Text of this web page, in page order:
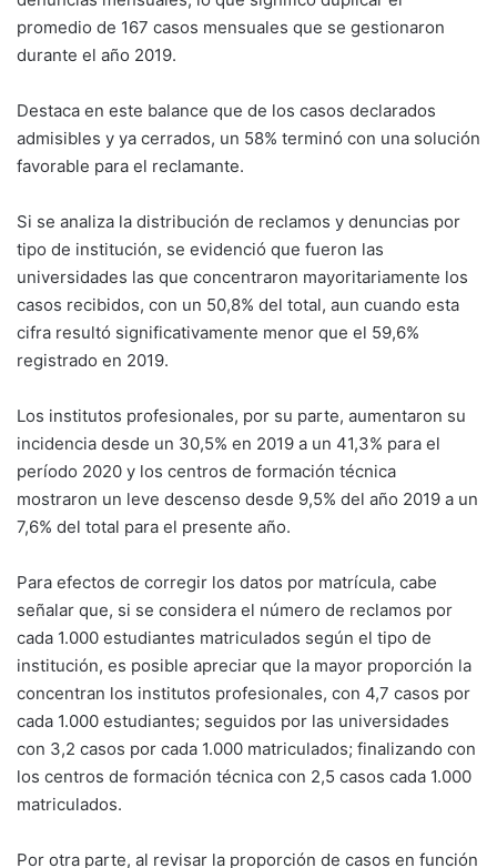
promedio de 167 casos mensuales que se gestionaron
durante el año 2019.
Destaca en este balance que de los casos declarados
admisibles y ya cerrados, un 58% terminó con una solución
favorable para el reclamante.
Si se analiza la distribución de reclamos y denuncias por
tipo de institución, se evidenció que fueron las
universidades las que concentraron mayoritariamente los
casos recibidos, con un 50,8% del total, aun cuando esta
cifra resultó significativamente menor que el 59,6%
registrado en 2019.
Los institutos profesionales, por su parte, aumentaron su
incidencia desde un 30,5% en 2019 a un 41,3% para el
período 2020 y los centros de formación técnica
mostraron un leve descenso desde 9,5% del año 2019 a un
7,6% del total para el presente año.
Para efectos de corregir los datos por matrícula, cabe
señalar que, si se considera el número de reclamos por
cada 1.000 estudiantes matriculados según el tipo de
institución, es posible apreciar que la mayor proporción la
concentran los institutos profesionales, con 4,7 casos por
cada 1.000 estudiantes; seguidos por las universidades
con 3,2 casos por cada 1.000 matriculados; finalizando con
los centros de formación técnica con 2,5 casos cada 1.000
matriculados.
Por otra parte, al revisar la proporción de casos en función